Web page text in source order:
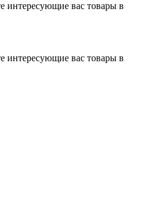
интересующие вас товары в
интересующие вас товары в